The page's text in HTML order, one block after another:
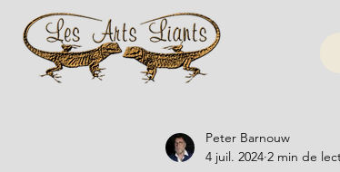
Peter Barnouw
4 juil. 2024 2 min de